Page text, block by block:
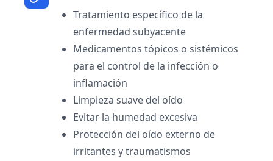
Tratamiento específico de la
enfermedad subyacente
Medicamentos tópicos o sistémicos
para el control de la infección o
inflamación
Limpieza suave del oído
Evitar la humedad excesiva
Protección del oído externo de
irritantes y traumatismos